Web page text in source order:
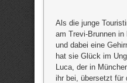
Als die junge
am Trevi-Brunnen in
und dabei eine
hat sie Glück im
Luca, der in
ihr bei, übersetzt für